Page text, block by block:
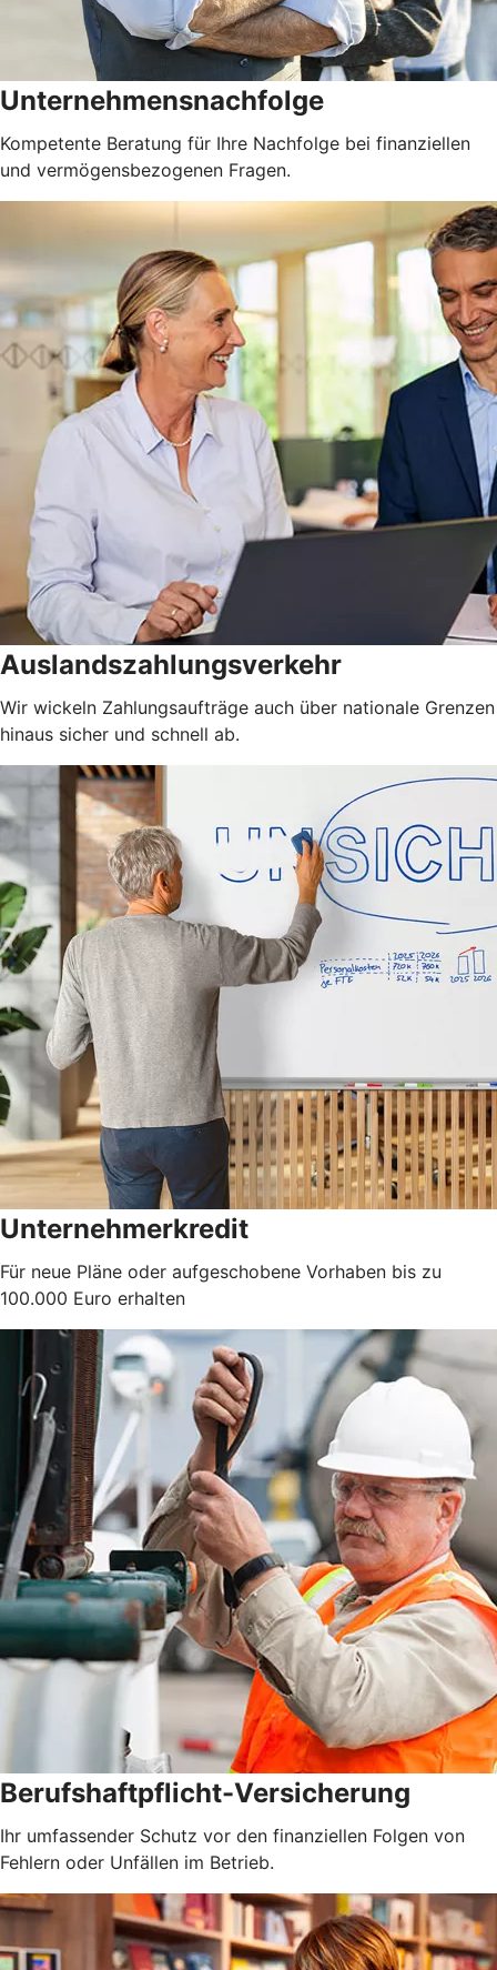
Unternehmensnachfolge
Kompetente Beratung für Ihre Nachfolge bei finanziellen
und vermögensbezogenen Fragen.
Auslandszahlungsverkehr
Wir wickeln Zahlungsaufträge auch über nationale Grenzen
hinaus sicher und schnell ab.
Unternehmerkredit
Für neue Pläne oder aufgeschobene Vorhaben bis zu
100.000 Euro erhalten
Berufshaftpflicht-Versicherung
Ihr umfassender Schutz vor den finanziellen Folgen von
Fehlern oder Unfällen im Betrieb.